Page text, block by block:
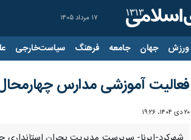
۱۷ مرداد ۱۴۰۵
ورزش جهان جامعه فرهنگ سیاست‌خارجی
فعالیت آموزشی مدارس چهارمحال و بختیاری ۲۱
۲۰ دی ۱۴۰۴، ۱۹:۲۶